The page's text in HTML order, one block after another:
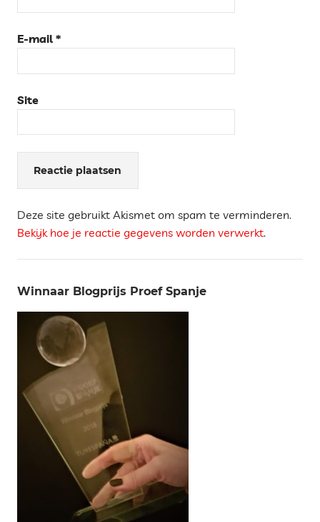
E-mail*
Site
Deze site gebruikt Akismet om spam te verminderen.
Bekijk hoe je reactie gegevens worden verwerkt.
Winnaar Blogprijs Proef Spanje